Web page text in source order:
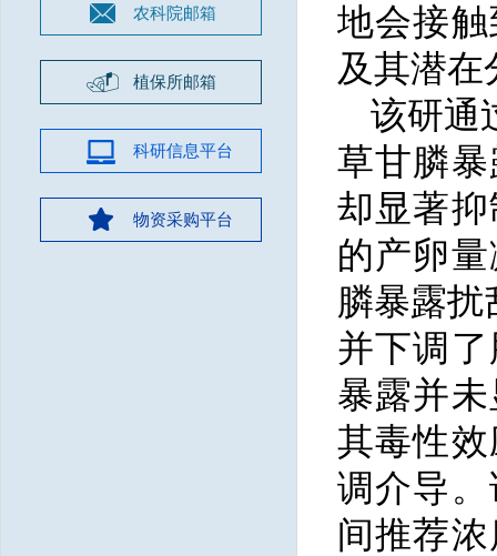
农科院邮箱
植保所邮箱
科研信息平台
物资采购平台
地会接
及其潜
该研通
草甘膦
却显著
的产卵
膦暴露
并下调
暴露并
其毒性
调介导
间推荐